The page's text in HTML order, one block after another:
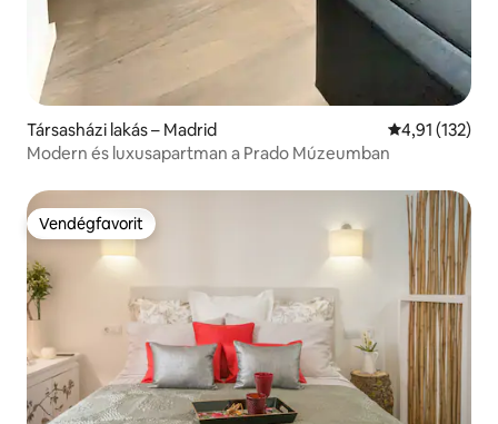
Társasházi lakás – Madrid Átlagos
4,91 (132)
Modern és luxusapartman a Prado Múzeumban
Vendégfavorit
Vendégfavorit